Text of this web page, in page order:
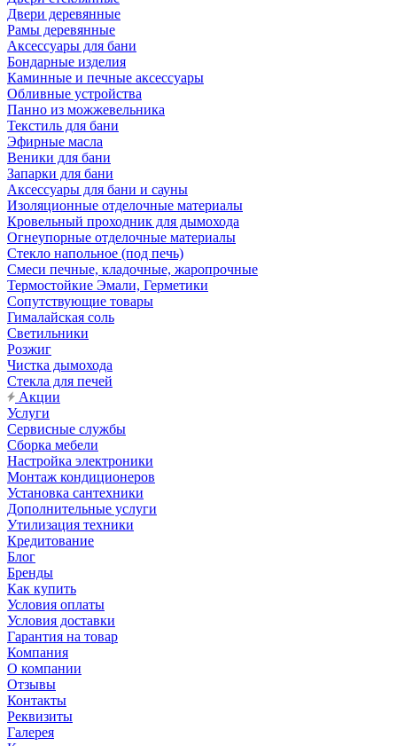
Двери деревянные
Рамы деревянные
Аксессуары для бани
Бондарные изделия
Каминные и печные аксессуары
Обливные устройства
Панно из можжевельника
Текстиль для бани
Эфирные масла
Веники для бани
Запарки для бани
Аксессуары для бани и сауны
Изоляционные отделочные материалы
Кровельный проходник для дымохода
Огнеупорные отделочные материалы
Стекло напольное (под печь)
Смеси печные, кладочные, жаропрочные
Термостойкие Эмали, Герметики
Сопутствующие товары
Гималайская соль
Светильники
Розжиг
Чистка дымохода
Стекла для печей
Акции
Услуги
Сервисные службы
Сборка мебели
Настройка электроники
Монтаж кондиционеров
Установка сантехники
Дополнительные услуги
Утилизация техники
Кредитование
Блог
Бренды
Как купить
Условия оплаты
Условия доставки
Гарантия на товар
Компания
О компании
Отзывы
Контакты
Реквизиты
Галерея